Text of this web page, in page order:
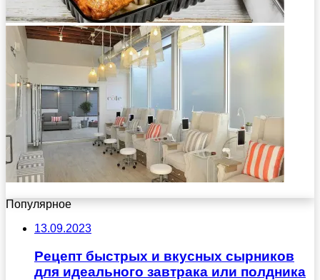
Популярное
13.09.2023
Рецепт быстрых и вкусных сырников
для идеального завтрака или полдника